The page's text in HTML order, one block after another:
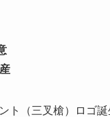
ト（三叉槍）ロゴ